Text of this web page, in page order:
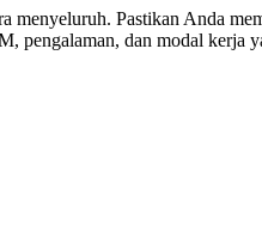
menyeluruh. Pastikan Anda
pengalaman, dan modal kerja